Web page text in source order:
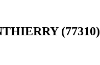
(77310)